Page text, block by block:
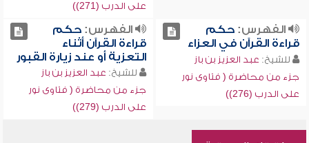
على الدرب (271))
الفهرس:حكم
قراءة القرآن في العزاء
للشيخ: عبد العزيز بن باز
جزء من محاضرة ( فتاوى نور
على الدرب (276))
الفهرس:حكم
قراءة القرآن أثناء
التعزية أو عند زيارة القبور
للشيخ: عبد العزيز بن باز
جزء من محاضرة ( فتاوى نور
على الدرب (279))